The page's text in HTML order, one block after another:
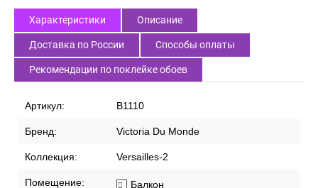
Характеристики Описание
Доставка по России Способы оплаты
Рекомендации по поклейке обоев
Артикул: В1110
Бренд: Victoria Du Monde
Коллекция: Versailles-2
Помещение:
Балкон